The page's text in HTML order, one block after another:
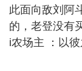
此面向敌刘阿
的，老登没有
i农场主 ：以